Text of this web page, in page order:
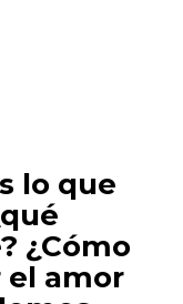
lo que
¿Cómo
amor